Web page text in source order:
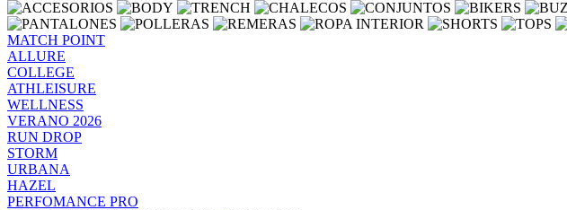
MATCH POINT
ALLURE
COLLEGE
ATHLEISURE
WELLNESS
VERANO 2026
RUN DROP
STORM
URBANA
HAZEL
PERFOMANCE PRO